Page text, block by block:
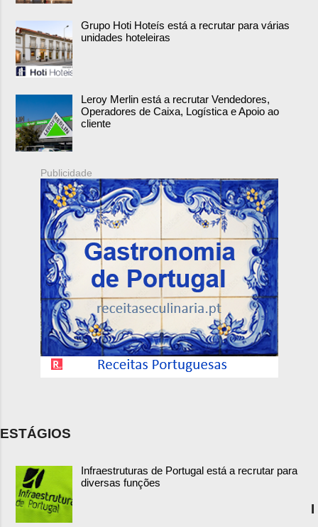
Grupo Hoti Hoteís está a recrutar para várias
unidades hoteleiras
Leroy Merlin está a recrutar Vendedores,
Operadores de Caixa, Logística e Apoio ao
cliente
Publicidade
ESTÁGIOS
Infraestruturas de Portugal está a recrutar para
diversas funções
I